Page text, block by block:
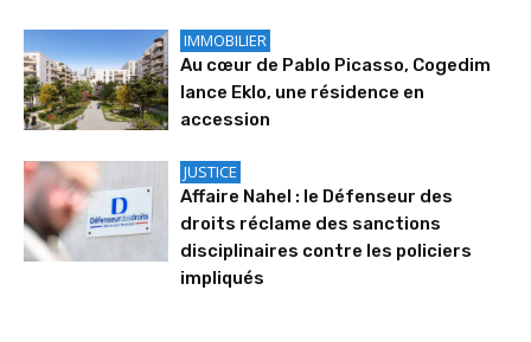
IMMOBILIER
Au cœur de Pablo Picasso, Cogedim
lance Eklo, une résidence en
accession
JUSTICE
Affaire Nahel : le Défenseur des
droits réclame des sanctions
disciplinaires contre les policiers
impliqués